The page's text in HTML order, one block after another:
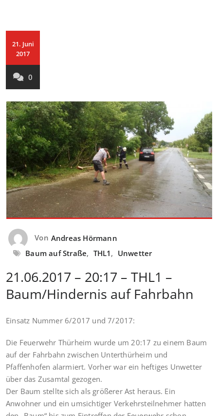
21. Juni
2017
0
Von Andreas Hörmann
Baum auf Straße, THL1 , Unwetter
21.06.2017 – 20:17 – THL1 –
Baum/Hindernis auf Fahrbahn
Einsatz Nummer 6/2017 und 7/2017:
Die Feuerwehr Thürheim wurde um 20:17 zu einem Baum
auf der Fahrbahn zwischen Unterthürheim und
Pfaffenhofen alarmiert. Vorher war ein heftiges Unwetter
über das Zusamtal gezogen.
Der Baum stellte sich als größerer Ast heraus. Ein
Anwohner und ein umsichtiger Verkehrsteilnehmer hatten